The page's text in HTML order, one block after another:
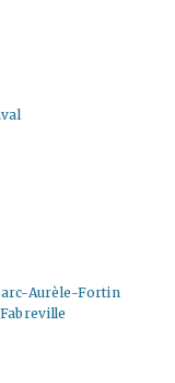
Aurèle-Fortin